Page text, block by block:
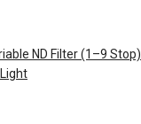
ND Filter (1–9 Stop)